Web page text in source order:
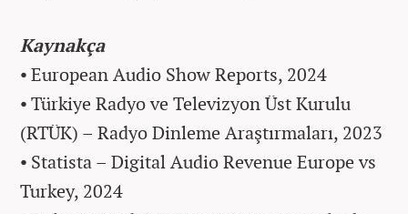
Kaynakça
⦁ European Audio Show Reports, 2024
⦁ Türkiye Radyo ve Televizyon Üst Kurulu
(RTÜK) – Radyo Dinleme Araştırmaları, 2023
⦁ Statista – Digital Audio Revenue Europe vs
Turkey, 2024